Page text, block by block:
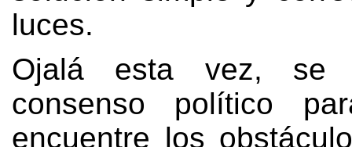
luces.
Ojalá esta vez, se
consenso político
encuentre los